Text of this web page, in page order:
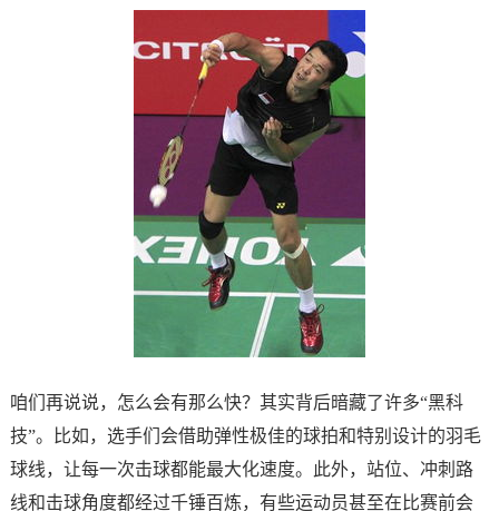
咱们再说说，怎么会有那么快？其实背后暗藏了许多“黑科
技”。比如，选手们会借助弹性极佳的球拍和特别设计的羽毛
球线，让每一次击球都能最大化速度。此外，站位、冲刺路
线和击球角度都经过千锤百炼，有些运动员甚至在比赛前会